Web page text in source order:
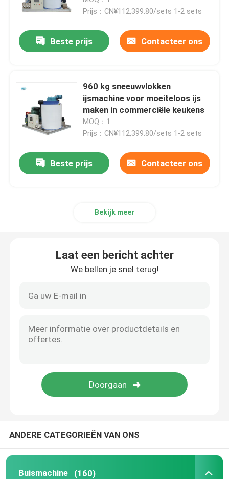
De zoetwatermachine van het vlokijs
Zeewater schilferijsmachine
de commerciële machine van het kubusijs
Industriële ijstbreker
Droge ijsmachine
Prijs：CN¥112,399.80/sets 1-2 sets
Beste prijs Contacteer ons
960 kg sneeuwvlokken
ijsmachine voor moeiteloos ijs
maken in commerciële keukens
MOQ：1
Prijs：CN¥112,399.80/sets 1-2 sets
Beste prijs Contacteer ons
Bekijk meer
Laat een bericht achter
We bellen je snel terug!
ANDERE CATEGORIEËN VAN ONS
Buismachine (160)